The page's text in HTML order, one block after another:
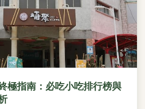
極指南：必吃小吃排行榜與